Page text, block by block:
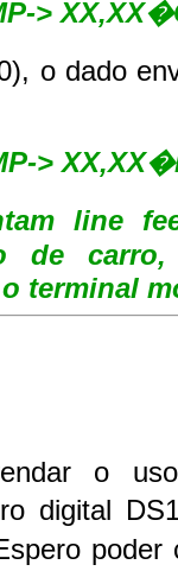
>
o dado
>
line
de carro,
terminal
o
digital
poder